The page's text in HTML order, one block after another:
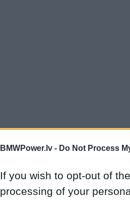
BMWPower.lv - Do Not Process
If you wish to opt-out of
processing of your